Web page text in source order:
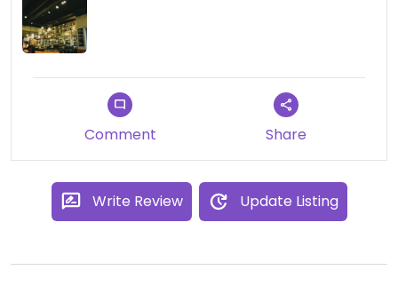
Comment Share
Write Review Update Listing